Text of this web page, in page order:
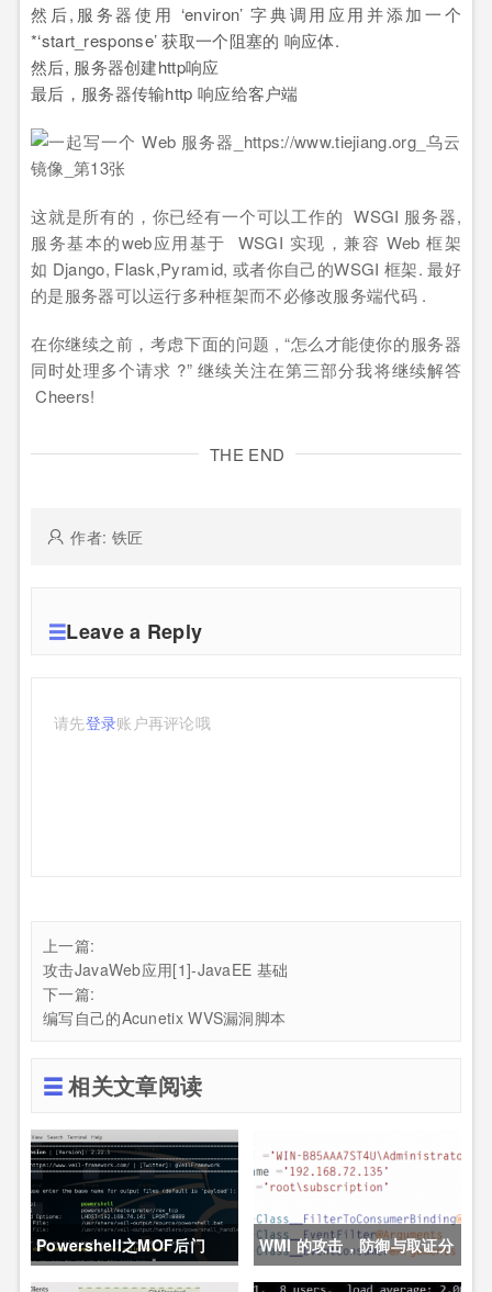
然后,服务器使用 ‘environ’ 字典调用应用并添加一个
*‘start_response’ 获取一个阻塞的 响应体.
然后, 服务器创建http响应
最后，服务器传输http 响应给客户端
这就是所有的，你已经有一个可以工作的 WSGI 服务器,
服务基本的web应用基于 WSGI 实现，兼容 Web 框架
如 Django, Flask,Pyramid, 或者你自己的WSGI 框架. 最好
的是服务器可以运行多种框架而不必修改服务端代码 .
在你继续之前，考虑下面的问题 , “怎么才能使你的服务器
同时处理多个请求 ?” 继续关注在第三部分我将继续解答
Cheers!
THE END
作者: 铁匠
Leave a Reply
请先登录账户再评论哦
上一篇:
攻击JavaWeb应用[1]-JavaEE 基础
下一篇:
编写自己的Acunetix WVS漏洞脚本
相关文章阅读
Powershell之MOF后门
WMI 的攻击，防御与取证分
析技术之防御篇